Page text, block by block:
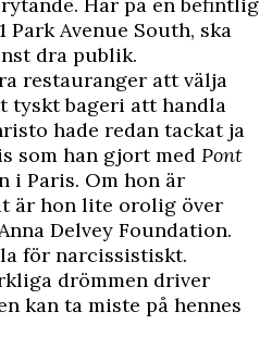
Här på en befintlig
Park Avenue South, ska
dra publik.
restauranger att välja
tyskt bageri att handla
hade redan tackat ja
som han gjort med Pont
i Paris. Om hon är
är hon lite orolig över
Delvey Foundation.
för narcissistiskt.
drömmen driver
kan ta miste på hennes